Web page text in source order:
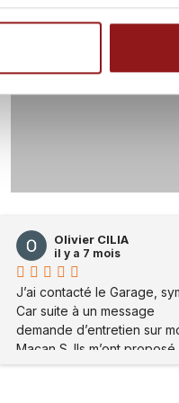
Olivier CILIA
il y a 7 mois
J’ai contacté le Garage,
Car suite à un message
demande d’entretien sur
Macan S. Ils m’ont
me rendre sur place . Mon